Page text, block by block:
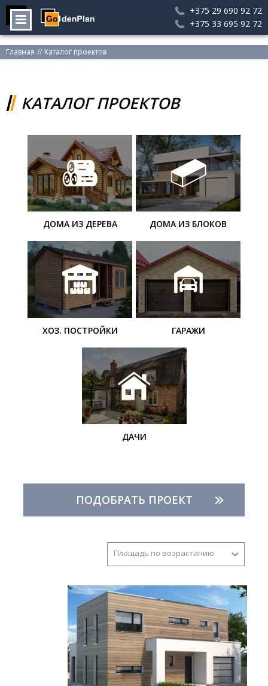
+375 29 690 92 72
+375 33 695 92 72
Вы здесь
Главная // Каталог проектов
КАТАЛОГ ПРОЕКТОВ
ДОМА ИЗ ДЕРЕВА ДОМА ИЗ БЛОКОВ
ХОЗ. ПОСТРОЙКИ ГАРАЖИ
ДАЧИ
ПОДОБРАТЬ ПРОЕКТ
Площадь по возрастанию